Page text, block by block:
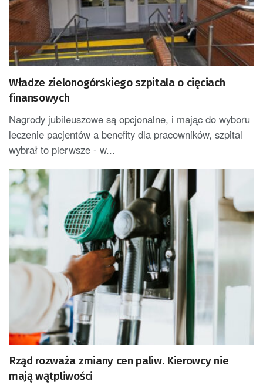
Władze zielonogórskiego szpitala o cięciach
finansowych
Nagrody jubileuszowe są opcjonalne, i mając do wyboru
leczenie pacjentów a benefity dla pracowników, szpital
wybrał to pierwsze - w...
Rząd rozważa zmiany cen paliw. Kierowcy nie
mają wątpliwości